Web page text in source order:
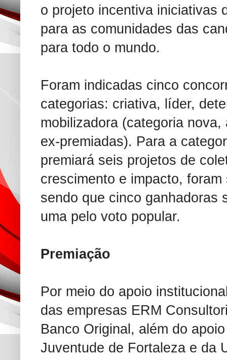
o projeto incentiva iniciativas
para as comunidades das
para todo o mundo.
Foram indicadas cinco
categorias: criativa, líder,
mobilizadora (categoria
ex-premiadas). Para a
premiará seis projetos de
crescimento e impacto,
sendo que cinco ganhadoras
uma pelo voto popular.
Premiação
Por meio do apoio
das empresas ERM
Banco Original, além do
Juventude de Fortaleza e da